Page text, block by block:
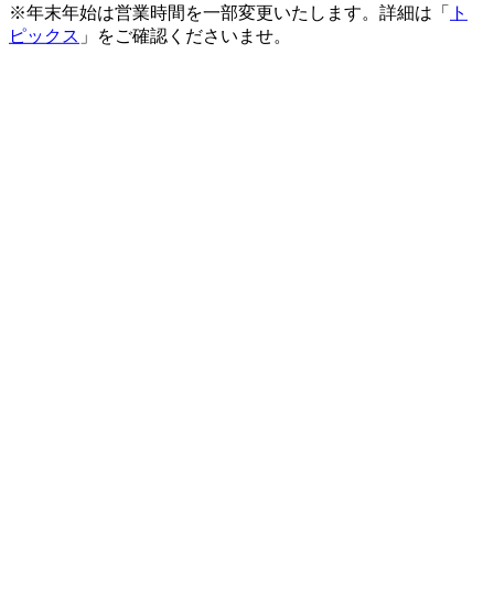
※年末年始は営業時間を一部変更いたします。詳細は「
ト
ピックス 」をご確認くださいませ。